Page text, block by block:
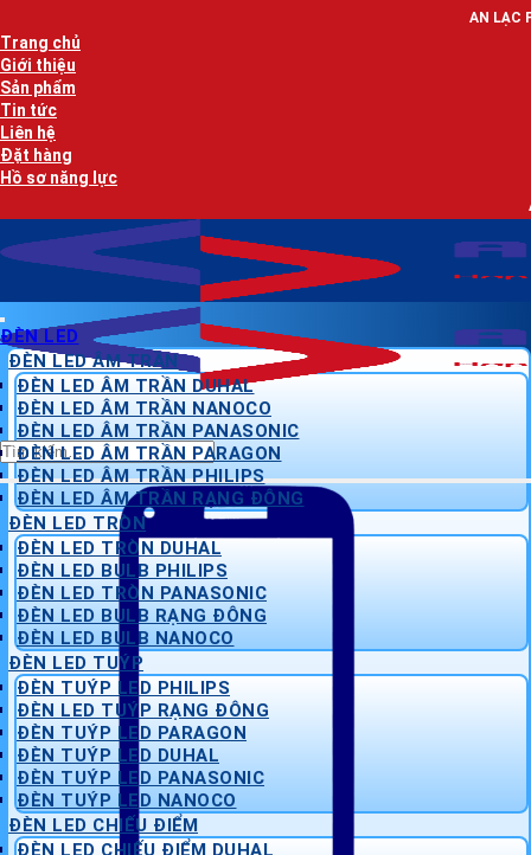
qua
nội
dung
AN LẠC PHÁT - NHÀ
Trang chủ
Giới thiệu
Sản phẩm
Tin tức
Liên hệ
Đặt hàng
Hồ sơ năng lực
AN LẠC PHÁT -
Tìm
kiếm:
ĐÈN LED
ĐÈN LED ÂM TRẦN
ĐÈN LED ÂM TRẦN DUHAL
ĐÈN LED ÂM TRẦN NANOCO
ĐÈN LED ÂM TRẦN PANASONIC
ĐÈN LED ÂM TRẦN PARAGON
ĐÈN LED ÂM TRẦN PHILIPS
ĐÈN LED ÂM TRẦN RẠNG ĐÔNG
ĐÈN LED TRÒN
ĐÈN LED TRÒN DUHAL
ĐÈN LED BULB PHILIPS
ĐÈN LED TRÒN PANASONIC
ĐÈN LED BULB RẠNG ĐÔNG
ĐÈN LED BULB NANOCO
ĐÈN LED TUÝP
ĐÈN TUÝP LED PHILIPS
ĐÈN LED TUÝP RẠNG ĐÔNG
ĐÈN TUÝP LED PARAGON
ĐÈN TUÝP LED DUHAL
ĐÈN TUÝP LED PANASONIC
ĐÈN TUÝP LED NANOCO
ĐÈN LED CHIẾU ĐIỂM
ĐÈN LED CHIẾU ĐIỂM DUHAL